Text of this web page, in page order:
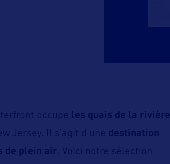
occupe les quais de la rivière
Jersey. Il s’agit d’une destination
de plein air. Voici notre sélection